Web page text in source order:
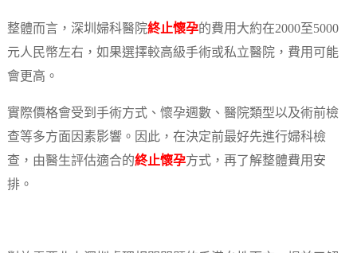
整體而言，深圳婦科醫院終止懷孕的費用大約在2000至5000
元人民幣左右，如果選擇較高級手術或私立醫院，費用可能
會更高。
實際價格會受到手術方式、懷孕週數、醫院類型以及術前檢
查等多方面因素影響。因此，在決定前最好先進行婦科檢
查，由醫生評估適合的終止懷孕方式，再了解整體費用安
排。